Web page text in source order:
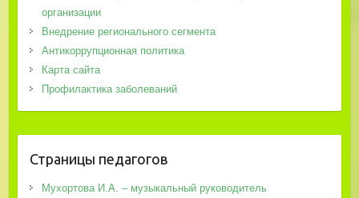
организации
Внедрение регионального сегмента
Антикоррупционная политика
Карта сайта
Профилактика заболеваний
Страницы педагогов
Мухортова И.А. – музыкальный руководитель